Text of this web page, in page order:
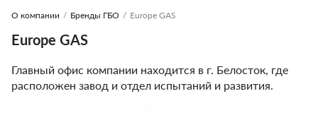
О компании / Бренды ГБО / Europe GAS
Europe GAS
Главный офис компании находится в г. Белосток, где
расположен завод и отдел испытаний и развития.